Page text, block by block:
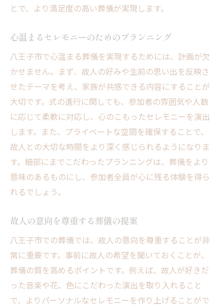
家族葬における施設とサービスの選択肢
八王子市での家族葬に関する最新情報
八王子市の葬儀安心と信頼の葬儀社紹介
八王子市で信頼される葬儀社の特徴
安心して相談できる葬儀社の見つけ方
地元で評判の高い葬儀社の紹介
葬儀社の選択で重視すべきポイント
八王子市の葬儀社が提供する安心サービス
信頼関係を築くための葬儀社との接し方
八王子市での葬儀地域に根ざす安心のサポート
地域密着型の葬儀サポートの重要性
八王子市のコミュニティと連携した葬儀支
葬儀の各段階でのサポート内容
必要な時に頼れる地元の葬儀サポート
心のケアも大切にする葬儀サポート
地域に密着した葬儀サポートの実例
とで、より満足度の高い葬儀が実現します。
心温まるセレモニーのためのプランニング
八王子市で心温まる葬儀を実現するためには、計画が欠
かせません。まず、故人の好みや生前の思い出を反映さ
せたテーマを考え、家族が共感できる内容にすることが
大切です。式の進行に関しても、参加者の雰囲気や人数
に応じて柔軟に対応し、心のこもったセレモニーを演出
します。また、プライベートな空間を確保することで、
故人との大切な時間をより深く感じられるようになりま
す。細部にまでこだわったプランニングは、葬儀をより
意味のあるものにし、参加者全員が心に残る体験を得ら
れるでしょう。
故人の意向を尊重する葬儀の提案
八王子市での葬儀では、故人の意向を尊重することが非
常に重要です。事前に故人の希望を聞いておくことが、
葬儀の質を高めるポイントです。例えば、故人が好きだ
った音楽や花、色にこだわった演出を取り入れること
で、よりパーソナルなセレモニーを作り上げることがで